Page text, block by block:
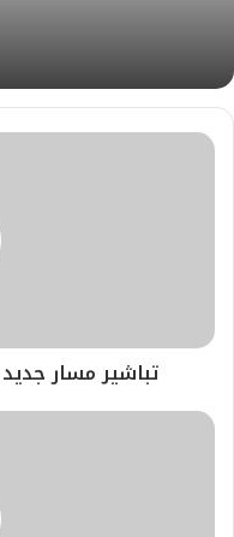
تباشير مسار